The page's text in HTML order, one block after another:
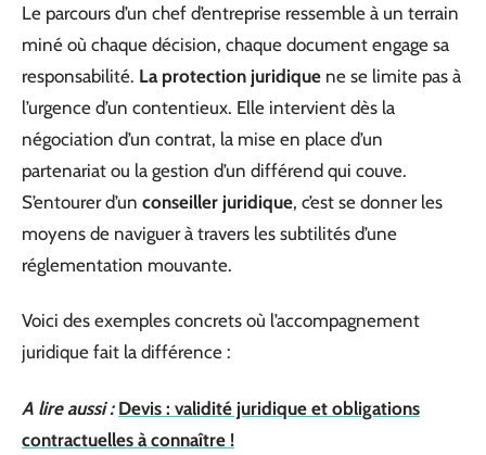
Le parcours d’un chef d’entreprise ressemble à un terrain
miné où chaque décision, chaque document engage sa
responsabilité. La protection juridique ne se limite pas à
l’urgence d’un contentieux. Elle intervient dès la
négociation d’un contrat, la mise en place d’un
partenariat ou la gestion d’un différend qui couve.
S’entourer d’un conseiller juridique, c’est se donner les
moyens de naviguer à travers les subtilités d’une
réglementation mouvante.
Voici des exemples concrets où l’accompagnement
juridique fait la différence :
A lire aussi : Devis : validité juridique et obligations
contractuelles à connaître !